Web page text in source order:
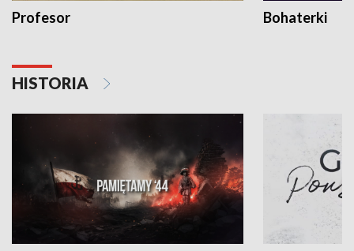
Profesor Bohaterki
HISTORIA